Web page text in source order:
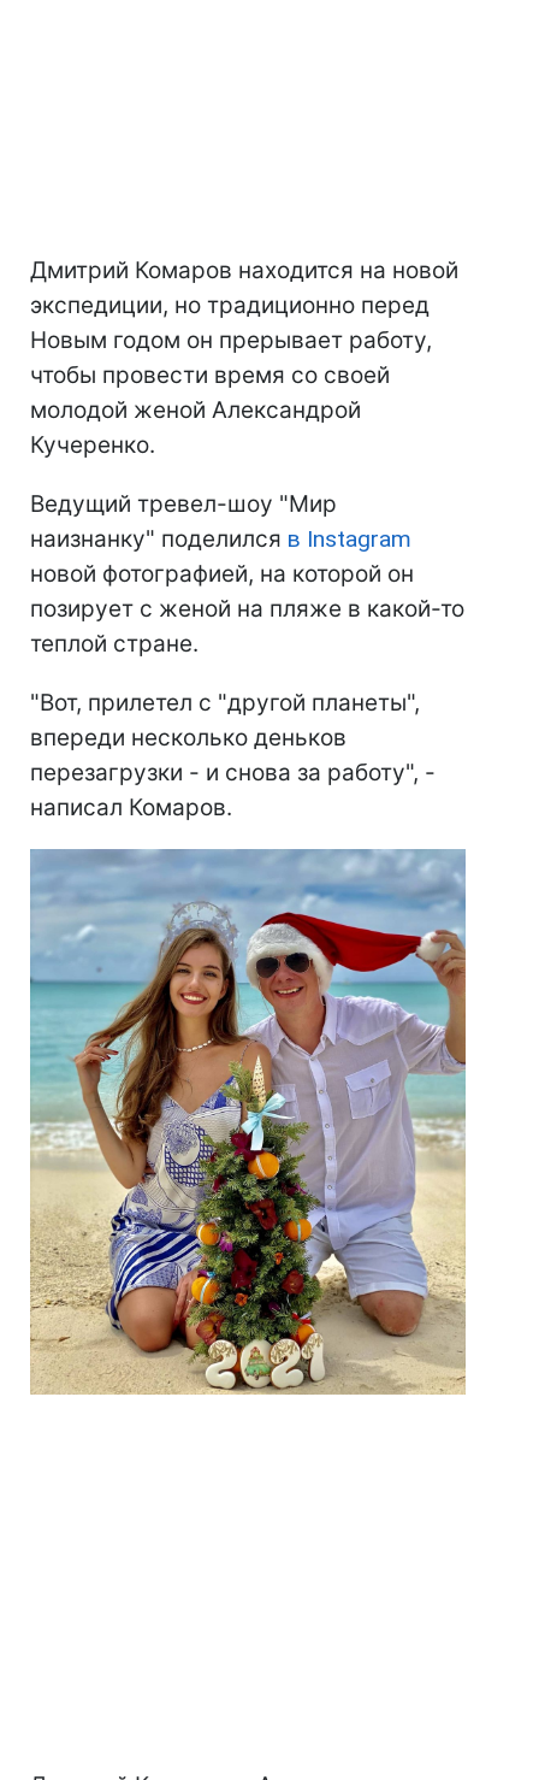
Дмитрий Комаров находится на новой
экспедиции, но традиционно перед
Новым годом он прерывает работу,
чтобы провести время со своей
молодой женой Александрой
Кучеренко.
Ведущий тревел-шоу "Мир
наизнанку" поделился в Instagram
новой фотографией, на которой он
позирует с женой на пляже в какой-то
теплой стране.
"Вот, прилетел с "другой планеты",
впереди несколько деньков
перезагрузки - и снова за работу", -
написал Комаров.